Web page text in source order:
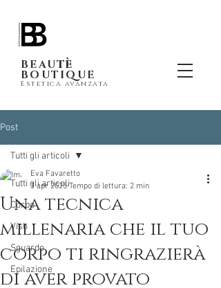
BEAUtè
BOUTIQUE
Estetica avanzata
Post
Tutti gli articoli
Corpo
Viso
Sguardo
Epilazione
Tutti gli articoli
Una tecnica
millenaria che il tuo
corpo ti ringrazierà
di aver provato
Eva Favaretto
1 apr 2025 Tempo di lettura: 2 min